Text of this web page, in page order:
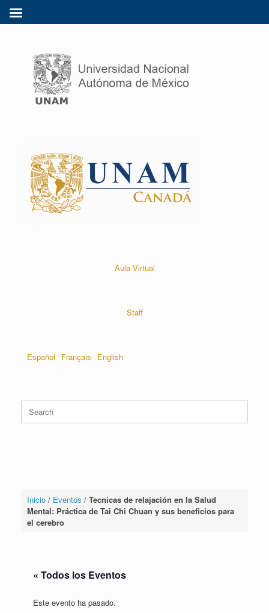
Aula Virtual
Staff
Español Français English
Inicio/ Eventos / Tecnicas de relajación en la Salud
Mental: Práctica de Tai Chi Chuan y sus beneficios para
el cerebro
« Todos los Eventos
Este evento ha pasado.